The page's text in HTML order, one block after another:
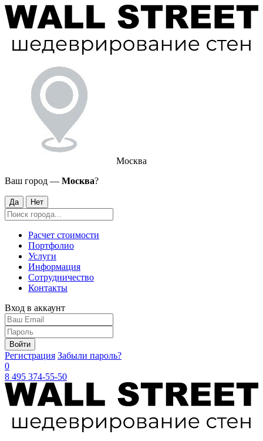
Москва
Ваш город — Москва?
Да Нет
Расчет стоимости
Портфолио
Услуги
Информация
Сотрудничество
Контакты
Вход в аккаунт
Войти
Регистрация Забыли пароль?
0
8 495 374-55-50